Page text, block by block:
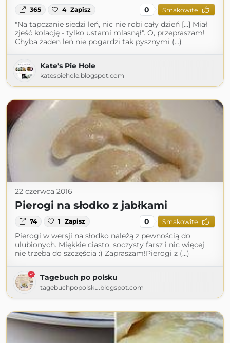
365 4 Zapisz 0 Smakowite
"Na tapczanie siedzi leń, nic nie robi cały dzień [...] Miał
zjeść kolację - tylko ustami mlasnął". O, przepraszam!
Chyba żaden leń nie pogardzi tak pysznymi (...)
Kate's Pie Hole
katespiehole.blogspot.com
22 czerwca 2016
Pierogi na słodko z jabłkami
74 1 Zapisz 0 Smakowite
Pierogi w wersji na słodko należą z pewnością do
ulubionych. Miękkie ciasto, soczysty farsz i nic więcej
nie trzeba do szczęścia :) Zapraszam!Pierogi z (...)
Tagebuch po polsku
tagebuchpopolsku.blogspot.com